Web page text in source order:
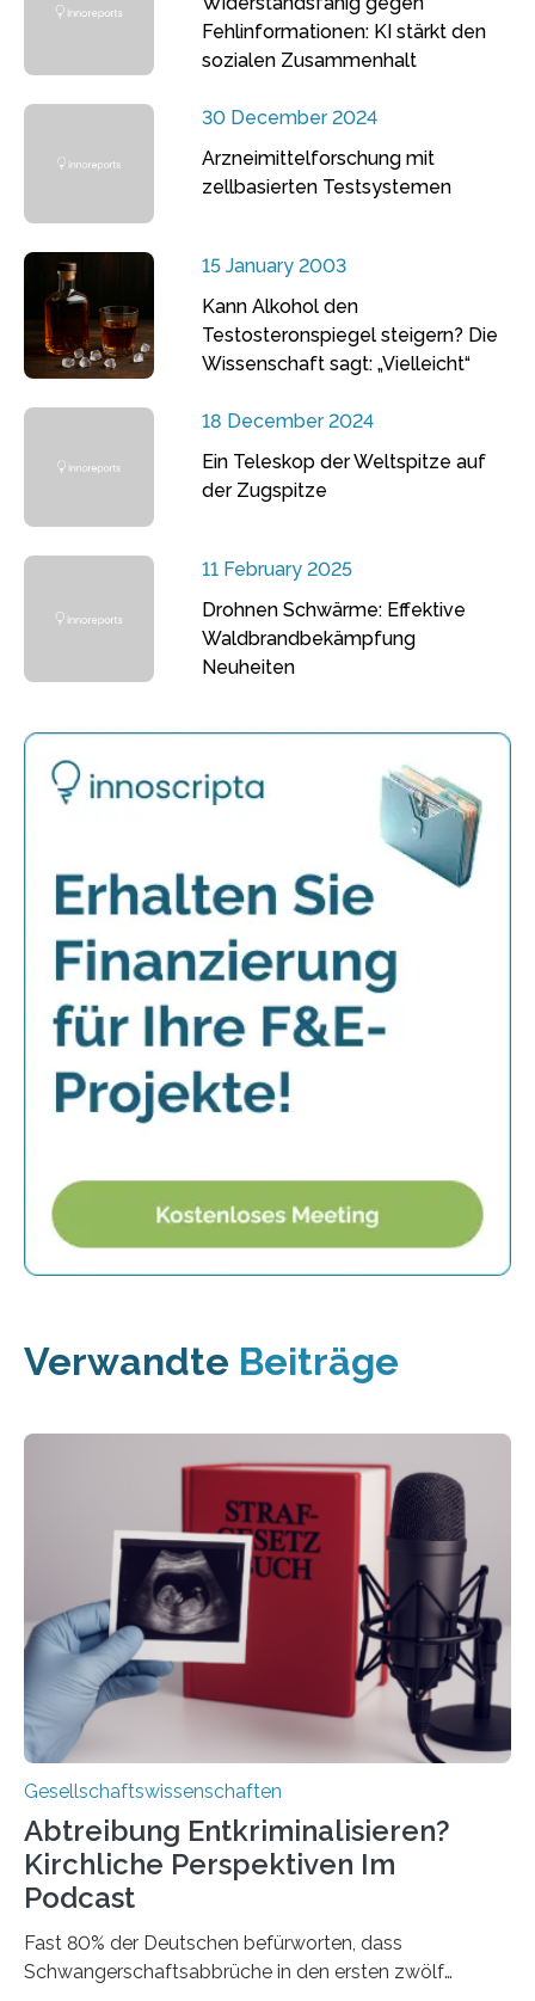
Fehlinformationen: KI stärkt den
sozialen Zusammenhalt
30 December 2024
Arzneimittelforschung mit
zellbasierten Testsystemen
15 January 2003
Kann Alkohol den
Testosteronspiegel steigern? Die
Wissenschaft sagt: „Vielleicht“
18 December 2024
Ein Teleskop der Weltspitze auf
der Zugspitze
11 February 2025
Drohnen Schwärme: Effektive
Waldbrandbekämpfung
Neuheiten
Verwandte Beiträge
Gesellschaftswissenschaften
Abtreibung Entkriminalisieren?
Kirchliche Perspektiven Im
Podcast
Fast 80% der Deutschen befürworten, dass
Schwangerschaftsabbrüche in den ersten zwölf